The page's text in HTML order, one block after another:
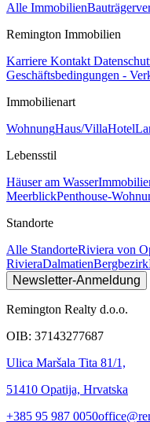
Alle Immobilien
Remington Immobilien
Karriere Kontakt
Geschäftsbedingungen -
Immobilienart
WohnungHaus/VillaHotel
Lebensstil
Häuser am Wasser
MeerblickPenthouse-
Standorte
Alle StandorteRiviera von
RivieraDalmatienBergbezirk
Newsletter-Anmeldung
Remington Realty d.o.o.
OIB: 37143277687
Ulica Maršala Tita 81/1,
51410 Opatija, Hrvatska
+385 95 987 0050